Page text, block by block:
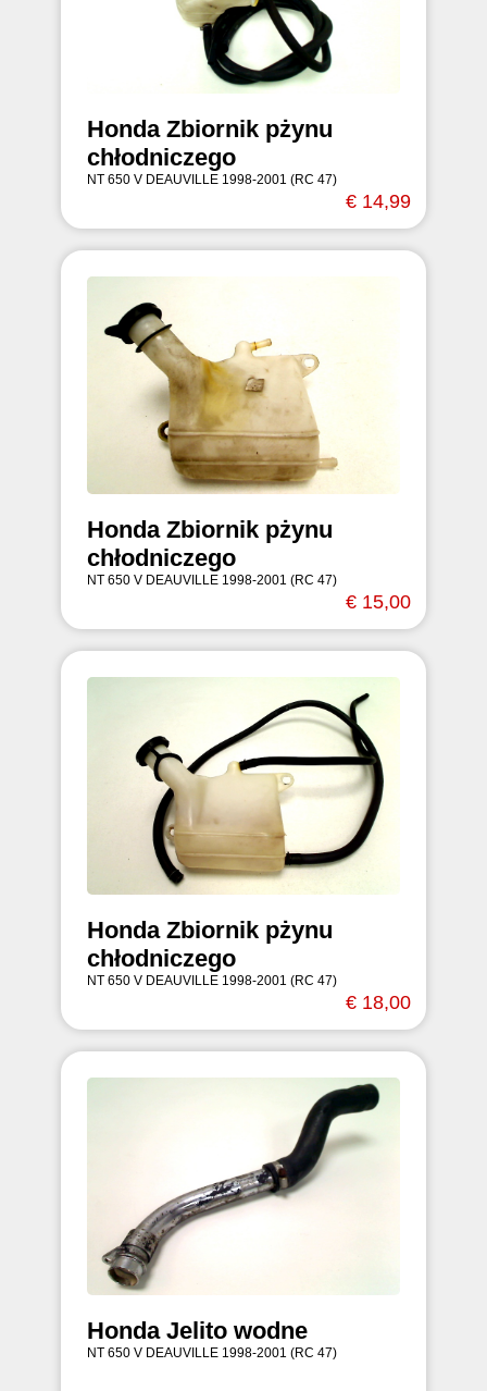
Honda Zbiornik pżynu
chłodniczego
NT 650 V DEAUVILLE 1998-2001 (RC 47)
€ 14,99
Honda Zbiornik pżynu
chłodniczego
NT 650 V DEAUVILLE 1998-2001 (RC 47)
€ 15,00
Honda Zbiornik pżynu
chłodniczego
NT 650 V DEAUVILLE 1998-2001 (RC 47)
€ 18,00
Honda Jelito wodne
NT 650 V DEAUVILLE 1998-2001 (RC 47)